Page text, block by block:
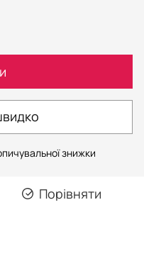
знижки
Порівняти